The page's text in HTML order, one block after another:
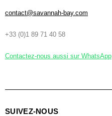
contact@savannah-bay.com
+33 (0)1 89 71 40 58
Contactez-nous aussi sur WhatsApp
SUIVEZ-NOUS